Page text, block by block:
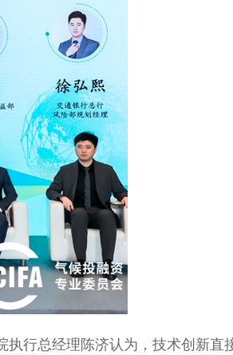
执行总经理陈济认为，技术创新直